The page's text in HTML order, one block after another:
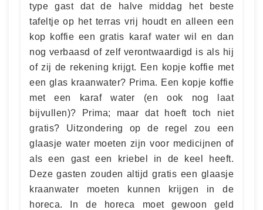
type gast dat de halve middag het beste
tafeltje op het terras vrij houdt en alleen een
kop koffie een gratis karaf water wil en dan
nog verbaasd of zelf verontwaardigd is als hij
of zij de rekening krijgt. Een kopje koffie met
een glas kraanwater? Prima. Een kopje koffie
met een karaf water (en ook nog laat
bijvullen)? Prima; maar dat hoeft toch niet
gratis? Uitzondering op de regel zou een
glaasje water moeten zijn voor medicijnen of
als een gast een kriebel in de keel heeft.
Deze gasten zouden altijd gratis een glaasje
kraanwater moeten kunnen krijgen in de
horeca. In de horeca moet gewoon geld